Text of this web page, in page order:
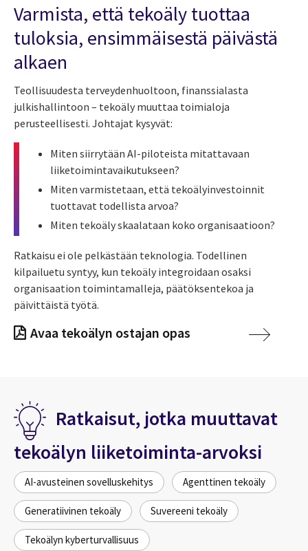
Varmista, että tekoäly tuottaa
tuloksia, ensimmäisestä päivästä
alkaen
Teollisuudesta terveydenhuoltoon, finanssialasta
julkishallintoon – tekoäly muuttaa toimialoja
perusteellisesti. Johtajat kysyvät:
Miten siirrytään AI-piloteista mitattavaan
liiketoimintavaikutukseen?
Miten varmistetaan, että tekoälyinvestoinnit
tuottavat todellista arvoa?
Miten tekoäly skaalataan koko organisaatioon?
Ratkaisu ei ole pelkästään teknologia. Todellinen
kilpailuetu syntyy, kun tekoäly integroidaan osaksi
organisaation toimintamalleja, päätöksentekoa ja
päivittäistä työtä.
Avaa tekoälyn ostajan opas
Ratkaisut, jotka muuttavat
tekoälyn liiketoiminta-arvoksi
AI-avusteinen sovelluskehitys Agenttinen tekoäly
Generatiivinen tekoäly Suvereeni tekoäly
Tekoälyn kyberturvallisuus